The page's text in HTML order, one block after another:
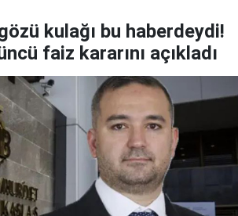
kulağı bu haberdeydi!
faiz kararını açıkladı